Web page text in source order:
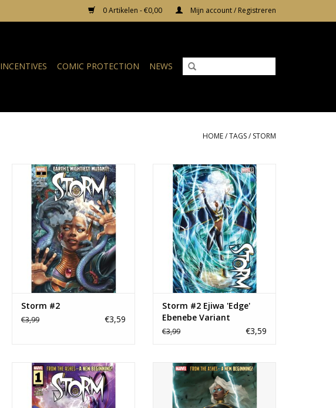
0 Artikelen - €0,00 Mijn account / Registreren
INCENTIVES COMIC PROTECTION NEWS
HOME/TAGS/ STORM
Storm #2
TOEVOEGEN AAN WINKELWAGEN
Storm #2
€3,99 €3,59
Storm #2 Ejiwa 'Edge' Ebenebe
Variant
TOEVOEGEN AAN WINKELWAGEN
Storm #2 Ejiwa 'Edge'
Ebenebe Variant
€3,99 €3,59
Storm #1
TOEVOEGEN AAN WINKELWAGEN
Storm #1 JeeHyung Lee Variant
TOEVOEGEN AAN WINKELWAGEN